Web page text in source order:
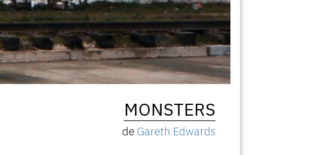
MONSTERS
de Gareth Edwards